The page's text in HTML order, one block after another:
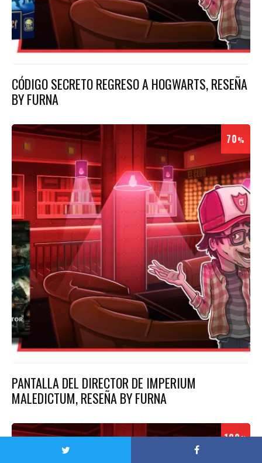
CÓDIGO SECRETO REGRESO A HOGWARTS, RESEÑA
BY FURNA
70%
PANTALLA DEL DIRECTOR DE IMPERIUM
MALEDICTUM, RESEÑA BY FURNA
100%